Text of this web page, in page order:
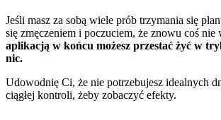
Jeśli masz za sobą wiele prób trzymania się
się zmęczeniem i poczuciem, że znowu coś nie
aplikacją w końcu możesz przestać żyć w
nic.
Udowodnię Ci, że nie potrzebujesz idealnych
ciągłej kontroli, żeby zobaczyć efekty.